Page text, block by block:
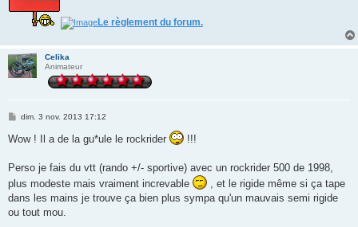
Le règlement du forum.
Celika
Animateur
M
s
s
e
dim. 3 nov. 2013 17:12
Wow ! Il a de la gu*ule le rockrider !!!
Perso je fais du vtt (rando +/- sportive) avec un rockrider 500 de 1998,
plus modeste mais vraiment increvable
, et le rigide même si ça tape
dans les mains je trouve ça bien plus sympa qu'un mauvais semi rigide
ou tout mou.